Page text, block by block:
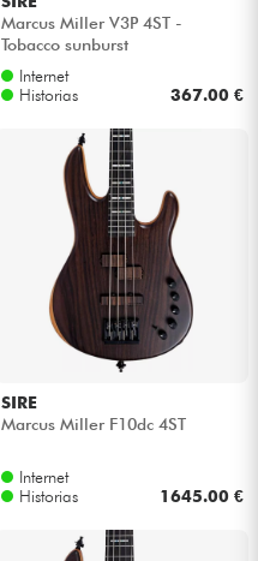
Marcus Miller V3P 4ST -
Tobacco sunburst
Internet
Historias
367.00 €
SIRE
Marcus Miller F10dc 4ST
Internet
Historias
1645.00 €